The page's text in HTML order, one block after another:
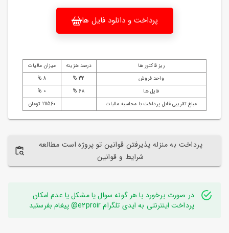
پرداخت و دانلود فایل ها
ریز فاکتور ها درصد هزینه
میزان مالیات
واحد فروش
32 %
8 %
فایل ها
68 %
0 %
مبلغ تقریبی قابل پرداخت با محاسبه مالیات
211560 تومان
پرداخت به منزله پذیرفتن قوانین تو پروژه است مطالعه
شرایط و قوانین
در صورت برخورد با هر گونه سوال یا مشکل یا عدم امکان
پرداخت اینترنتی به ایدی تلگرام e2proir@ پیغام بفرستید